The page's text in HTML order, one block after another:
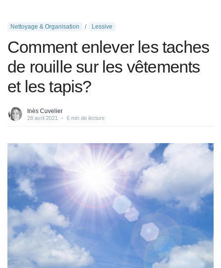
Nettoyage & Organisation Lessive
Comment enlever les taches
de rouille sur les vêtements
et les tapis?
Inès Cuvelier
28 avril 2021 • 6 min de lecture